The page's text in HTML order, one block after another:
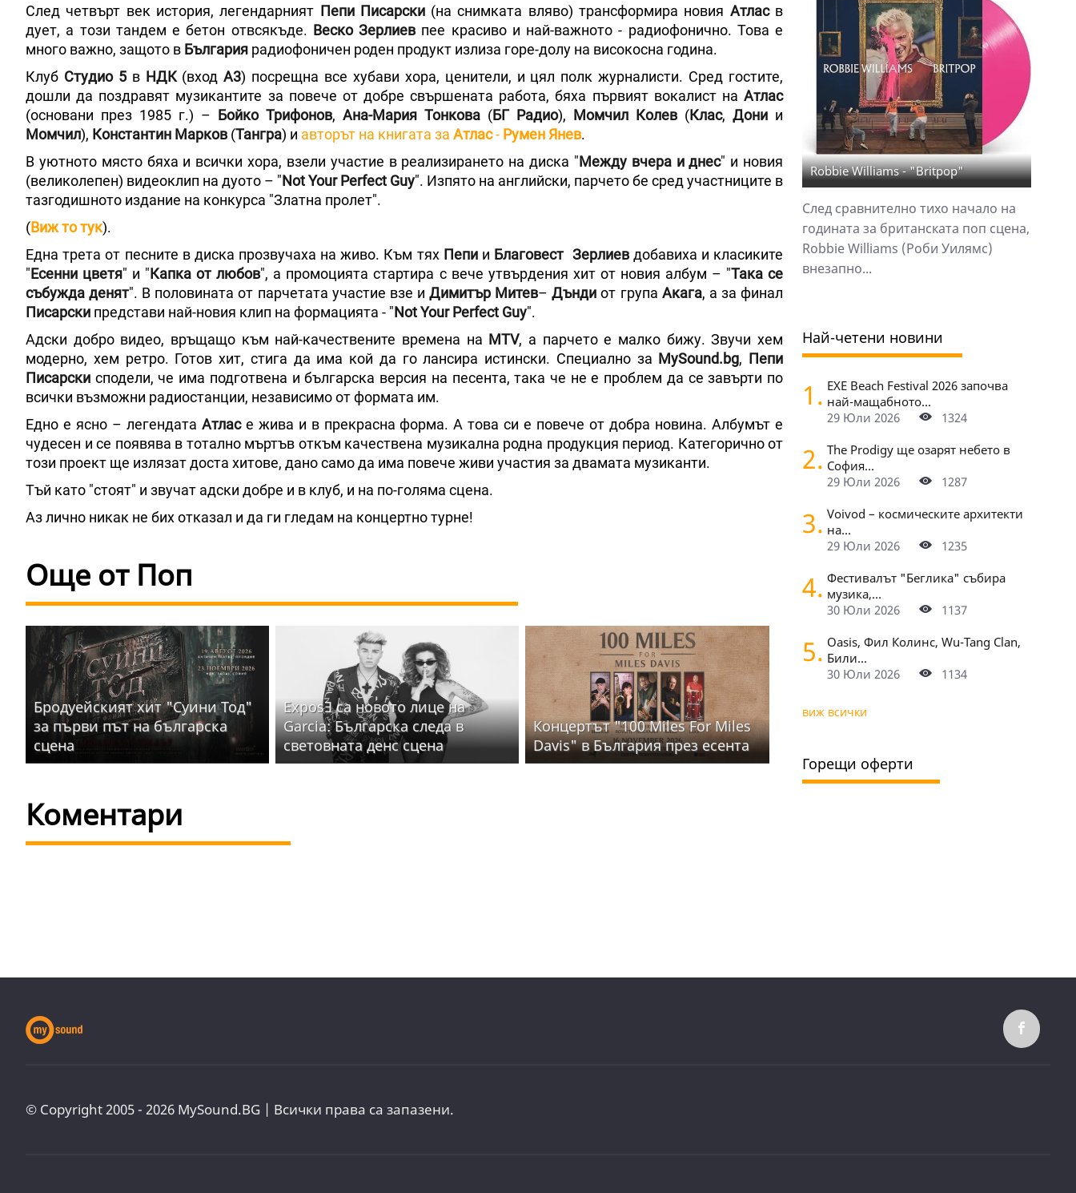
След четвърт век история, легендарният Пепи Писарски(на снимката вляво) трансформира новия Атласв
дует, а този тандем е бетон отвсякъде. Веско Зерлиев пее красиво и най-важното - радиофонично. Това е
много важно, защото в България радиофоничен роден продукт излиза горе-долу на високосна година.
Клуб Студио 5в НДК(входА3) посрещна все хубави хора, ценители, и цял полк журналисти. Сред гостите,
дошли да поздравят музикантите за повече от добре свършената работа, бяха първият вокалист на Атлас
(основани през 1985 г.) – Бойко Трифонов, Ана-Мария Тонкова (БГ Радио), Момчил Колев (Клас, Дони и
Момчил), Константин Марков (Тангра) и авторът на книгата за Атлас- Румен Янев.
В уютното място бяха и всички хора, взели участие в реализирането на диска "Между вчера и днес" и новия
(великолепен) видеоклип на дуото – "Not Your Perfect Guy". Изпято на английски, парчето бе сред участниците в
тазгодишното издание на конкурса "Златна пролет".
(Виж то тук).
Една трета от песните в диска прозвучаха на живо. Към тях Пепи и Благовест Зерлиевдобавиха и класиките
"Есенни цветя" и "Капка от любов", а промоцията стартира с вече утвърдения хит от новия албум – "Така се
събужда денят". В половината от парчетата участие взе иДимитър Митев–Дънди от група Акага, а за финал
Писарски представи най-новия клип на формацията - "Not Your Perfect Guy".
Адски добро видео, връщащо към най-качествените времена на MTV, а парчето е малко бижу. Звучи хем
модерно, хем ретро. Готов хит, стига да има кой да го лансира истински. Специално за MySound.bg, Пепи
Писарски сподели, че има подготвена и българска версия на песента, така че не е проблем да се завърти по
всички възможни радиостанции, независимо от формата им.
Едно е ясно – легендата Атласе жива и в прекрасна форма. А това си е повече от добра новина. Албумът е
чудесен и се появява в тотално мъртъв откъм качествена музикална родна продукция период. Категорично от
този проект ще излязат доста хитове, дано само да има повече живи участия за двамата музиканти.
Тъй като "стоят" и звучат адски добре и в клуб, и на по-голяма сцена.
Аз лично никак не бих отказал и да ги гледам на концертно турне!
Още от Поп
Бродуейският хит "Суини Тод"
за първи път на българска
сцена
ExposƎ са новото лице на
Garcia: Българска следа в
световната денс сцена
Концертът "100 Miles For Miles
Davis" в България през есента
Коментари
Robbie Williams - "Britpop"
След сравнително тихо начало на
годината за британската поп сцена,
Robbie Williams (Роби Уилямс)
внезапно...
Най-четени новини
1. EXE Beach Festival 2026 започва
най-мащабното...
29 Юли 2026
1324
2. The Prodigy ще озарят небето в
София...
29 Юли 2026
1287
3. Voivod – космическите архитекти
на...
29 Юли 2026
1235
4. Фестивалът "Беглика" събира
музика,...
30 Юли 2026
1137
5. Oasis, Фил Колинс, Wu-Tang Clan,
Били...
30 Юли 2026
1134
виж всички
Горещи оферти
© Copyright 2005 - 2026 MySound.BG | Всички права са запазени.